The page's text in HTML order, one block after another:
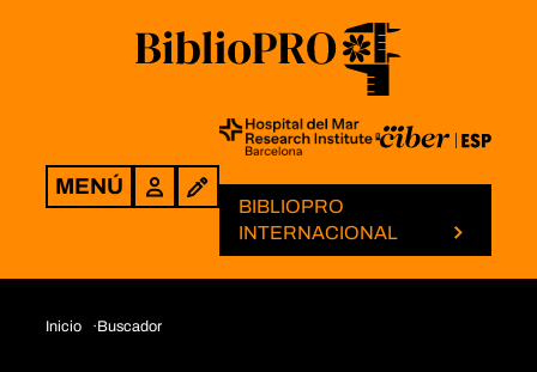
MENÚ Login
BIBLIOPRO
INTERNACIONAL
Inicio Buscador